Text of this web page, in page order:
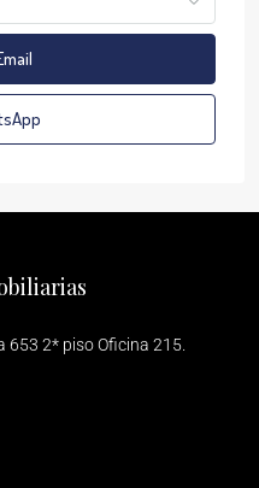
653 2* piso Oficina 215.